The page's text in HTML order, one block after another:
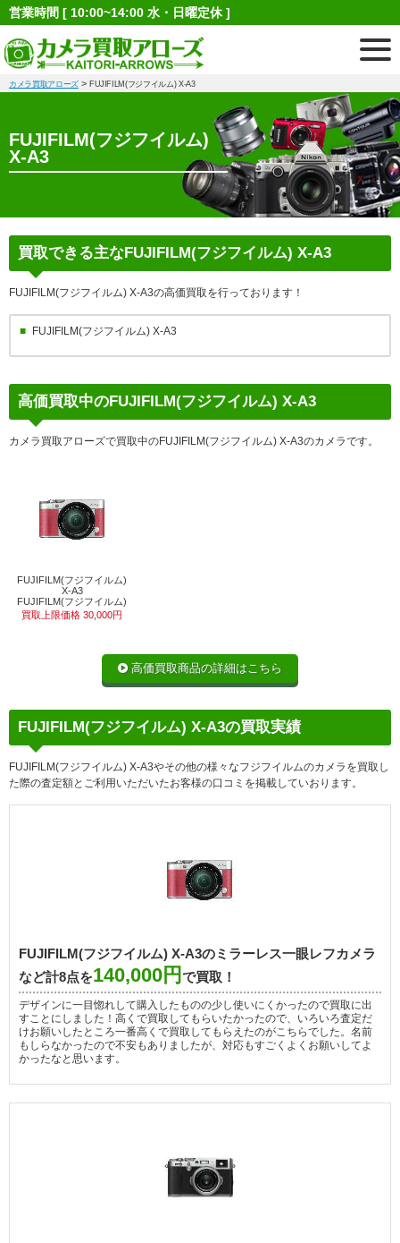
営業時間 [ 10:00~14:00 水・日曜定休 ]
カメラ買取アローズ> FUJIFILM(フジフイルム) X-A3
FUJIFILM(フジフイルム)
X-A3
買取できる主なFUJIFILM(フジフイルム) X-A3
FUJIFILM(フジフイルム) X-A3の高価買取を行っております！
FUJIFILM(フジフイルム) X-A3
高価買取中のFUJIFILM(フジフイルム) X-A3
カメラ買取アローズで買取中のFUJIFILM(フジフイルム) X-A3のカメラです。
FUJIFILM(フジフイルム)
X-A3
FUJIFILM(フジフイルム)
買取上限価格 30,000円
高価買取商品の詳細はこちら
FUJIFILM(フジフイルム) X-A3の買取実績
FUJIFILM(フジフイルム) X-A3やその他の様々なフジフイルムのカメラを買取し
た際の査定額とご利用いただいたお客様の口コミを掲載していおります。
FUJIFILM(フジフイルム) X-A3のミラーレス一眼レフカメラ
など計8点を140,000円 で買取！
デザインに一目惚れして購入したものの少し使いにくかったので買取に出
すことにしました！高くで買取してもらいたかったので、いろいろ査定だ
けお願いしたところ一番高くで買取してもらえたのがこちらでした。名前
もしらなかったので不安もありましたが、対応もすごくよくお願いしてよ
かったなと思います。